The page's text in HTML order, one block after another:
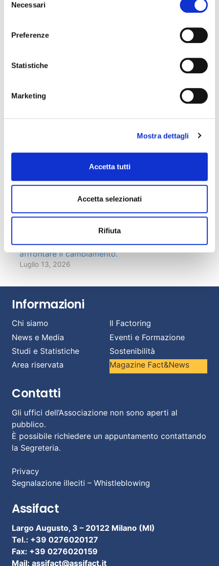
delNecessari
Preferenze
Statistiche
Marketing
Mostra dettagli
Accetta tutti
Accetta selezionati
Rifiuta
Clicca qui per leggere Fact&News!
Articolo successivo
Articoli recenti
Il factoring in cifre – giugno 2026 (dati
Luglio 29, 2026
Prosegue la crescita di factoring, leasing e credito
malgrado il quadro economico complesso
Fact&News: “Le nuove frontiere del factoring”
mercato italiano del factoring
Banche e imprese: una relazione strategica per
affrontare il cambiamento.
Luglio 13, 2026
Informazioni
Chi siamo
Il Factoring
News e Media
Eventi e Formazione
Studi e Statistiche
Sostenibilità
Area riservata
Magazine Fact&News
Contatti
Gli uffici dell’Associazione non sono aperti al
pubblico.
È possibile richiedere un appuntamento contattando
la Segreteria.
Privacy
Segnalazione illeciti – Whistleblowing
Assifact
Largo Augusto, 3 – 20122 Milano (MI)
Tel.: +39 0276020127
Fax: +39 0276020159
Mail: assifact@assifact.it